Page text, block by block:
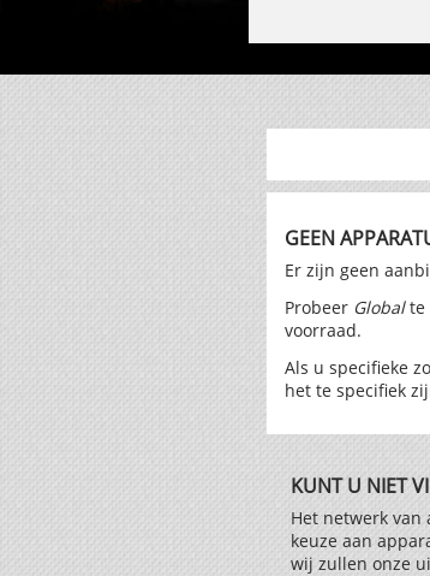
GEEN
Er zijn geen
Probeer Globalte
voorraad.
Als u specifieke
het te specifiek
KUNT U NIET
Het netwerk van
keuze aan
wij zullen onze